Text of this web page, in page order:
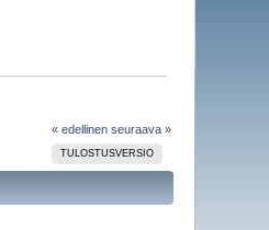
« edellinen seuraava »
TULOSTUSVERSIO